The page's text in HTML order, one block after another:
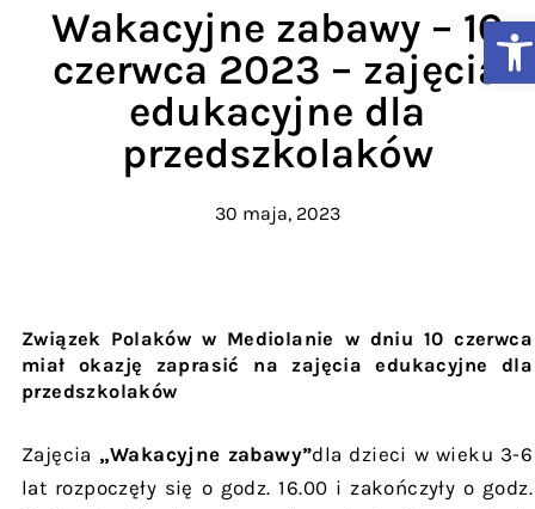
Wakacyjne zabawy – 10
czerwca 2023 – zajęcia
edukacyjne dla
przedszkolaków
30 maja, 2023
Związek Polaków w Mediolanie w dniu 10 czerwca
miał okazję zaprasić na zajęcia edukacyjne dla
przedszkolaków
Zajęcia „Wakacyjne zabawy”dla dzieci w wieku 3-6
lat rozpoczęły się o godz. 16.00 i zakończyły o godz.